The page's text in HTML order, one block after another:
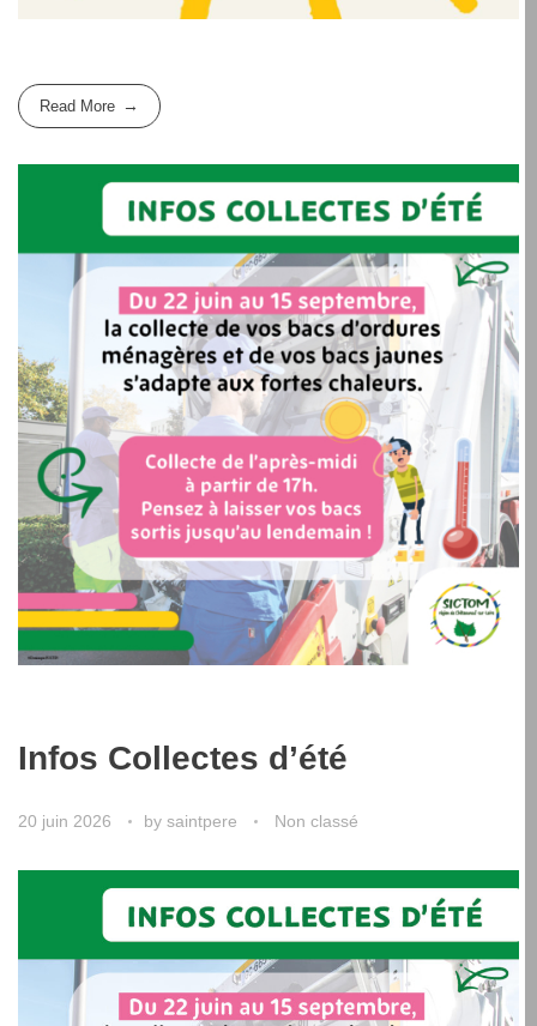
Read More
Infos Collectes d’été
20 juin 2026 by saintpere Non classé